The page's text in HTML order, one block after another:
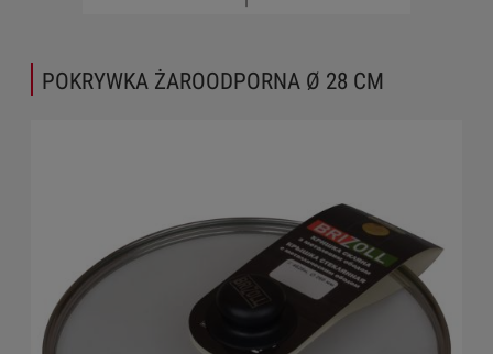
POKRYWKA ŻAROODPORNA Ø 28 CM